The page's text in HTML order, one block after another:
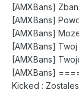
[AMXBans]
[AMXBans]
[AMXBans]
[AMXBans] Twoj
[AMXBans]
[AMXBans]
Kicked :